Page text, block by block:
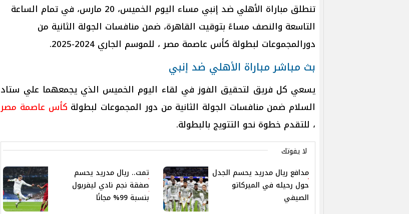
تنطلق مباراة الأهلي ضد إنبي مساء اليوم الخميس، 20 مارس، في تمام الساعة
التاسعة والنصف مساءً بتوقيت القاهرة، ضمن منافسات الجولة الثانية من
دورالمجموعات لبطولة كأس عاصمة مصر ، للموسم الجاري 2024-2025.
بث مباشر مباراة الأهلي ضد إنبي
يسعي كل فريق لتحقيق الفوز في لقاء اليوم الخميس الذي يجمعهما علي ستاد
السلام ضمن منافسات الجولة الثانية من دور المجموعات لبطولة كأس عاصمة مصر
، للتقدم خطوة نحو التتويج بالبطولة.
لا يفوتك
مدافع ريال مدريد يحسم الجدل
حول رحيله في الميركاتو
الصيفي
تمت.. ريال مدريد يحسم
صفقة نجم نادي ليفربول
بنسبة 99% مجانًا